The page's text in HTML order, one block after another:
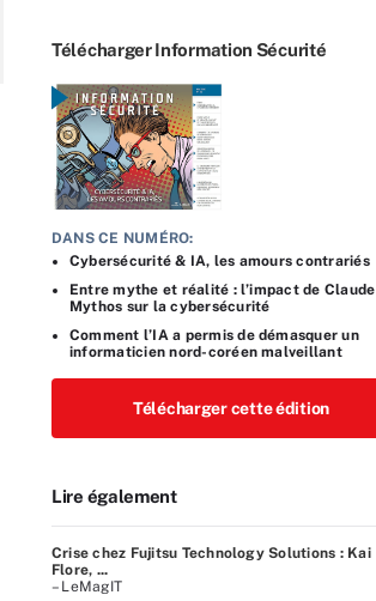
Télécharger Information Sécurité
DANS CE NUMÉRO:
Cybersécurité & IA, les amours contrariés
Entre mythe et réalité : l’impact de Claude
Mythos sur la cybersécurité
Comment l’IA a permis de démasquer un
informaticien nord-coréen malveillant
Télécharger cette édition
Lire également
Crise chez Fujitsu Technology Solutions : Kai
Flore, ...
– LeMagIT